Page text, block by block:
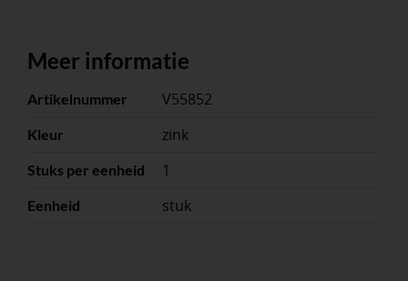
Meer informatie
Artikelnummer V55852
Kleur zink
Stuks per eenheid 1
Eenheid stuk